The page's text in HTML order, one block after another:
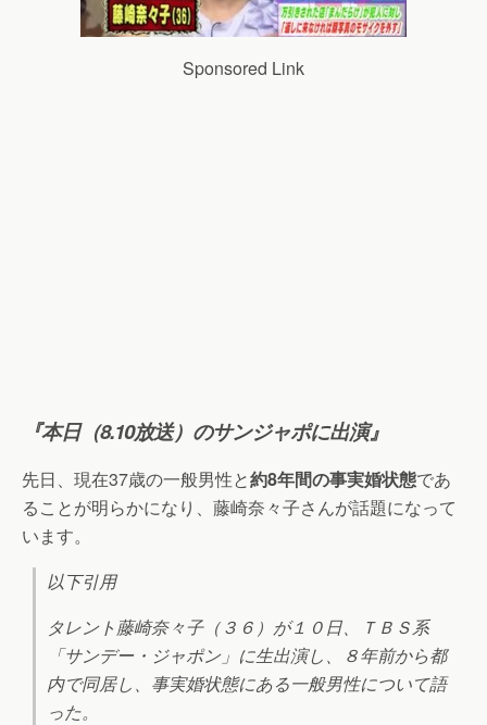
Sponsored Link
『本日（8.10放送）のサンジャポに出演』
先日、現在37歳の一般男性と約8年間の事実婚状態であ
ることが明らかになり、藤崎奈々子さんが話題になって
います。
以下引用
タレント藤崎奈々子（３６）が１０日、ＴＢＳ系
「サンデー・ジャポン」に生出演し、８年前から都
内で同居し、事実婚状態にある一般男性について語
った。